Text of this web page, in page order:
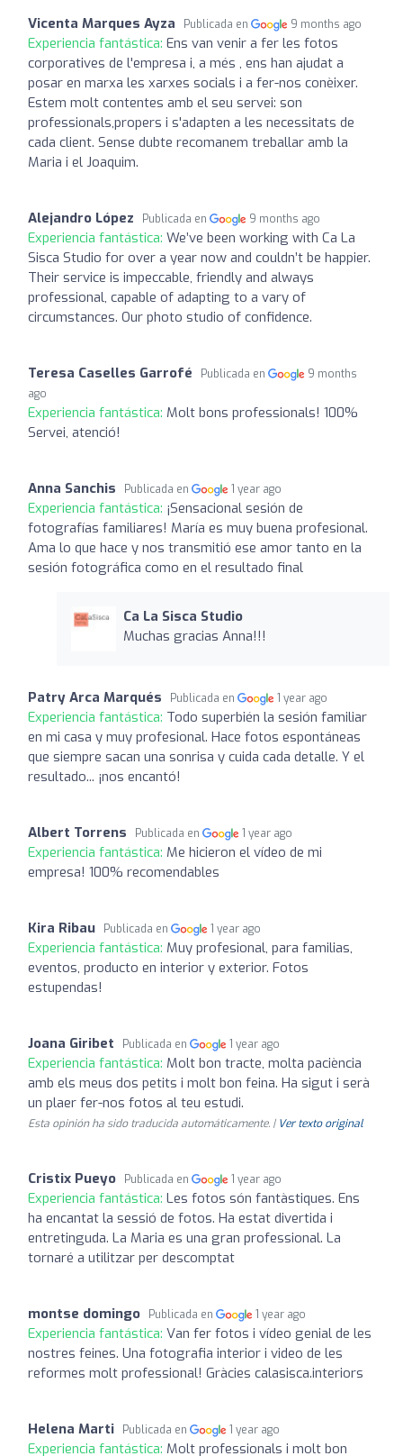
Vicenta Marques Ayza Publicada en 9 months ago
Experiencia fantástica: Ens van venir a fer les fotos
corporatives de l'empresa i, a més , ens han ajudat a
posar en marxa les xarxes socials i a fer-nos conèixer.
Estem molt contentes amb el seu servei: son
professionals,propers i s'adapten a les necessitats de
cada client. Sense dubte recomanem treballar amb la
Maria i el Joaquim.
Alejandro López Publicada en 9 months ago
Experiencia fantástica: We’ve been working with Ca La
Sisca Studio for over a year now and couldn’t be happier.
Their service is impeccable, friendly and always
professional, capable of adapting to a vary of
circumstances. Our photo studio of confidence.
Teresa Caselles Garrofé Publicada en
9 months
ago
Experiencia fantástica: Molt bons professionals! 100%
Servei, atenció!
Anna Sanchis Publicada en 1 year ago
Experiencia fantástica: ¡Sensacional sesión de
fotografías familiares! María es muy buena profesional.
Ama lo que hace y nos transmitió ese amor tanto en la
sesión fotográfica como en el resultado final
Ca La Sisca Studio
Muchas gracias Anna!!!
Patry Arca Marqués Publicada en 1 year ago
Experiencia fantástica: Todo superbién la sesión familiar
en mi casa y muy profesional. Hace fotos espontáneas
que siempre sacan una sonrisa y cuida cada detalle. Y el
resultado... ¡nos encantó!
Albert Torrens Publicada en 1 year ago
Experiencia fantástica: Me hicieron el vídeo de mi
empresa! 100% recomendables
Kira Ribau Publicada en 1 year ago
Experiencia fantástica: Muy profesional, para familias,
eventos, producto en interior y exterior. Fotos
estupendas!
Joana Giribet Publicada en 1 year ago
Experiencia fantástica: Molt bon tracte, molta paciència
amb els meus dos petits i molt bon feina. Ha sigut i serà
un plaer fer-nos fotos al teu estudi.
Esta opinión ha sido traducida automáticamente. | Ver texto original
Cristix Pueyo Publicada en 1 year ago
Experiencia fantástica: Les fotos són fantàstiques. Ens
ha encantat la sessió de fotos. Ha estat divertida i
entretinguda. La Maria es una gran professional. La
tornaré a utilitzar per descomptat
montse domingo Publicada en 1 year ago
Experiencia fantástica: Van fer fotos i vídeo genial de les
nostres feines. Una fotografia interior i video de les
reformes molt professional! Gràcies calasisca.interiors
Helena Marti Publicada en 1 year ago
Experiencia fantástica: Molt professionals i molt bon